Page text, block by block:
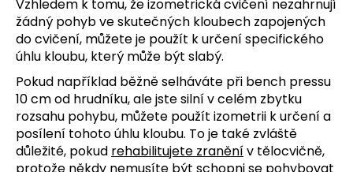
Vzhledem k tomu, že izometrická cvičení nezahrnují
žádný pohyb ve skutečných kloubech zapojených
do cvičení, můžete je použít k určení specifického
úhlu kloubu, který může být slabý.
Pokud například běžně selháváte při bench pressu
10 cm od hrudníku, ale jste silní v celém zbytku
rozsahu pohybu, můžete použít izometrii k určení a
posílení tohoto úhlu kloubu. To je také zvláště
důležité, pokud rehabilitujete zraněnív tělocvičně,